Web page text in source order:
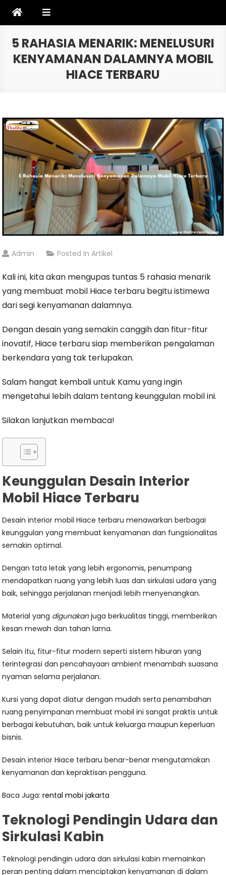
5 RAHASIA MENARIK: MENELUSURI
KENYAMANAN DALAMNYA MOBIL
HIACE TERBARU
Admin Posted InArtikel
Kali ini, kita akan mengupas tuntas 5 rahasia menarik
yang membuat mobil Hiace terbaru begitu istimewa
dari segi kenyamanan dalamnya.
Dengan desain yang semakin canggih dan fitur-fitur
inovatif, Hiace terbaru siap memberikan pengalaman
berkendara yang tak terlupakan.
Salam hangat kembali untuk Kamu yang ingin
mengetahui lebih dalam tentang keunggulan mobil ini.
Silakan lanjutkan membaca!
Keunggulan Desain Interior
Mobil Hiace Terbaru
Desain interior mobil Hiace terbaru menawarkan berbagai
keunggulan yang membuat kenyamanan dan fungsionalitas
semakin optimal.
Dengan tata letak yang lebih ergonomis, penumpang
mendapatkan ruang yang lebih luas dan sirkulasi udara yang
baik, sehingga perjalanan menjadi lebih menyenangkan.
Material yang digunakanjuga berkualitas tinggi, memberikan
kesan mewah dan tahan lama.
Selain itu, fitur-fitur modern seperti sistem hiburan yang
terintegrasi dan pencahayaan ambient menambah suasana
nyaman selama perjalanan.
Kursi yang dapat diatur dengan mudah serta penambahan
ruang penyimpanan membuat mobil ini sangat praktis untuk
berbagai kebutuhan, baik untuk keluarga maupun keperluan
bisnis.
Desain interior Hiace terbaru benar-benar mengutamakan
kenyamanan dan kepraktisan pengguna.
Baca Juga:rental mobi jakarta
Teknologi Pendingin Udara dan
Sirkulasi Kabin
Teknologi pendingin udara dan sirkulasi kabin memainkan
peran penting dalam menciptakan kenyamanan di dalam